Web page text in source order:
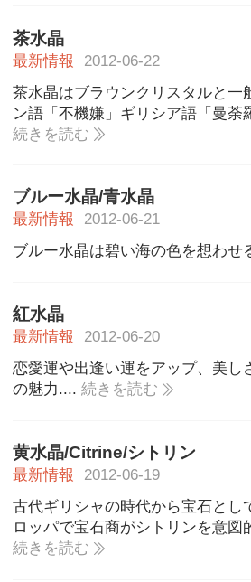
茶水晶
最新情報
2012-06-22
茶水晶はブラウンクリスタルと一
ン語「不機嫌」ギリシア語「曼荼
続きを読む
ブルー水晶/青水晶
最新情報
2012-06-21
ブルー水晶は碧い海の色を想わ
紅水晶
最新情報
2012-06-20
恋愛運や出逢い運をアップ、美し
の魅力....続きを読む
黄水晶/Citrine/シトリン
最新情報
2012-06-19
古代ギリシャの時代から宝石とし
ロッパで宝石商がシトリンを意図
続きを読む